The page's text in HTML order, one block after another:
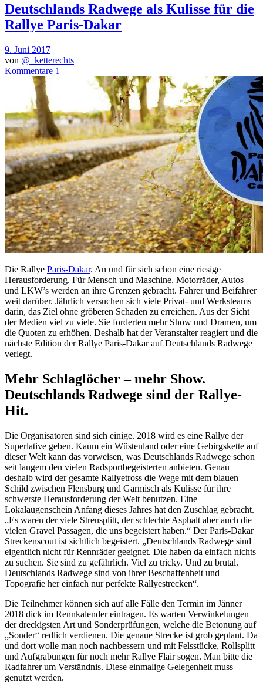
Deutschlands Radwege als Kulisse für die
Rallye Paris-Dakar
9. Juni 2017
von @_ketterechts
Kommentare 1
Die Rallye Paris-Dakar. An und für sich schon eine riesige
Herausforderung. Für Mensch und Maschine. Motorräder, Autos
und LKW’s werden an ihre Grenzen gebracht. Fahrer und Beifahrer
weit darüber. Jährlich versuchen sich viele Privat- und Werksteams
darin, das Ziel ohne gröberen Schaden zu erreichen. Aus der Sicht
der Medien viel zu viele. Sie forderten mehr Show und Dramen, um
die Quoten zu erhöhen. Deshalb hat der Veranstalter reagiert und die
nächste Edition der Rallye Paris-Dakar auf Deutschlands Radwege
verlegt.
Mehr Schlaglöcher – mehr Show.
Deutschlands Radwege sind der Rallye-
Hit.
Die Organisatoren sind sich einige. 2018 wird es eine Rallye der
Superlative geben. Kaum ein Wüstenland oder eine Gebirgskette auf
dieser Welt kann das vorweisen, was Deutschlands Radwege schon
seit langem den vielen Radsportbegeisterten anbieten. Genau
deshalb wird der gesamte Rallyetross die Wege mit dem blauen
Schild zwischen Flensburg und Garmisch als Kulisse für ihre
schwerste Herausforderung der Welt benutzen. Eine
Lokalaugenschein Anfang dieses Jahres hat den Zuschlag gebracht.
„Es waren der viele Streusplitt, der schlechte Asphalt aber auch die
vielen Gravel Passagen, die uns begeistert haben.“ Der Paris-Dakar
Streckenscout ist sichtlich begeistert. „Deutschlands Radwege sind
eigentlich nicht für Rennräder geeignet. Die haben da einfach nichts
zu suchen. Sie sind zu gefährlich. Viel zu tricky. Und zu brutal.
Deutschlands Radwege sind von ihrer Beschaffenheit und
Topografie her einfach nur perfekte Rallyestrecken“.
Die Teilnehmer können sich auf alle Fälle den Termin im Jänner
2018 dick im Rennkalender eintragen. Es warten Verwinkelungen
der dreckigsten Art und Sonderprüfungen, welche die Betonung auf
„Sonder“ redlich verdienen. Die genaue Strecke ist grob geplant. Da
und dort wolle man noch nachbessern und mit Felsstücke, Rollsplitt
und Aufgrabungen für noch mehr Rallye Flair sogen. Man bitte die
Radfahrer um Verständnis. Diese einmalige Gelegenheit muss
genutzt werden.